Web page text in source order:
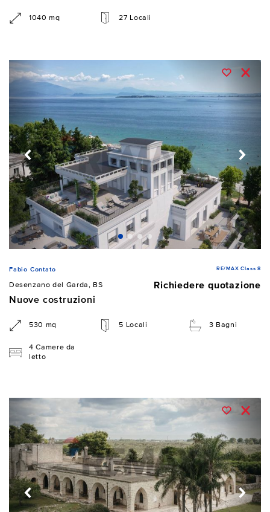
1040 mq 27 Locali
Fabio Contato RE/MAX Class 8
Desenzano del Garda, BS
Richiedere quotazione
Nuove costruzioni
530 mq 5 Locali 3 Bagni
4 Camere da
letto